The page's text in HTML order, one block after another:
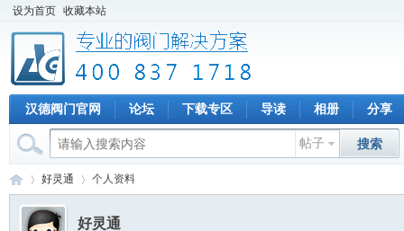
设为首页 收藏本站
汉德阀门官网 论坛 下载专区 导读 相册 分享
帖子 搜索
好灵通 个人资料
好灵通